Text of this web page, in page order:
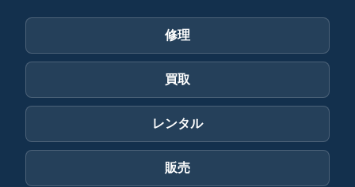
修理
買取
レンタル
販売